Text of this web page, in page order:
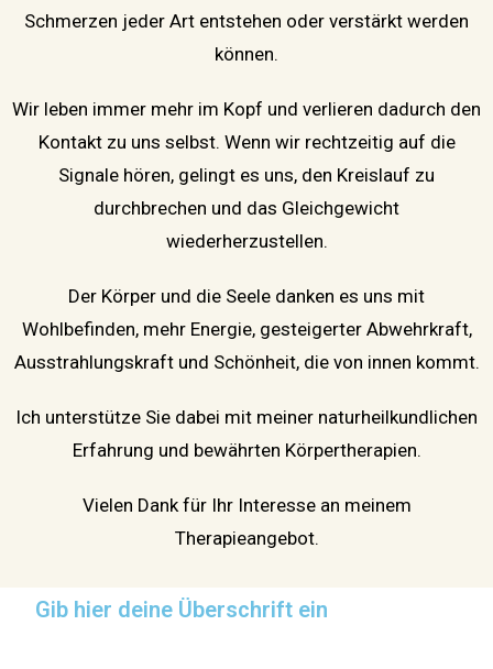
Schmerzen jeder Art entstehen oder verstärkt werden
können.
Wir leben immer mehr im Kopf und verlieren dadurch den
Kontakt zu uns selbst. Wenn wir rechtzeitig auf die
Signale hören, gelingt es uns, den Kreislauf zu
durchbrechen und das Gleichgewicht
wiederherzustellen.
Der Körper und die Seele danken es uns mit
Wohlbefinden, mehr Energie, gesteigerter Abwehrkraft,
Ausstrahlungskraft und Schönheit, die von innen kommt.
Ich unterstütze Sie dabei mit meiner naturheilkundlichen
Erfahrung und bewährten Körpertherapien.
Vielen Dank für Ihr Interesse an meinem
Therapieangebot.
Gib hier deine Überschrift ein